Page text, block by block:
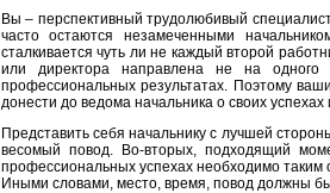
Вы – перспективный трудолюбивый
часто остаются незамеченными
сталкивается чуть ли не каждый второй
или директора направлена не на
профессиональных результатах. Поэтому
донести до ведома начальника о своих
Представить себя начальнику с лучшей
весомый повод. Во-вторых, подходящий
профессиональных успехах необходимо таким
Иными словами, место, время, повод должны